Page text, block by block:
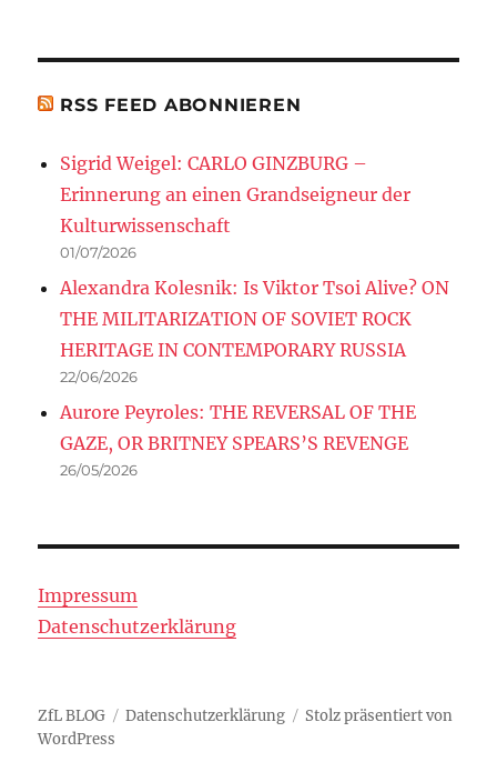
RSS FEED ABONNIEREN
Sigrid Weigel: CARLO GINZBURG –
Erinnerung an einen Grandseigneur der
Kulturwissenschaft
01/07/2026
Alexandra Kolesnik: Is Viktor Tsoi Alive? ON
THE MILITARIZATION OF SOVIET ROCK
HERITAGE IN CONTEMPORARY RUSSIA
22/06/2026
Aurore Peyroles: THE REVERSAL OF THE
GAZE, OR BRITNEY SPEARS’S REVENGE
26/05/2026
Impressum
Datenschutzerklärung
ZfL BLOG Datenschutzerklärung
Stolz präsentiert von
WordPress